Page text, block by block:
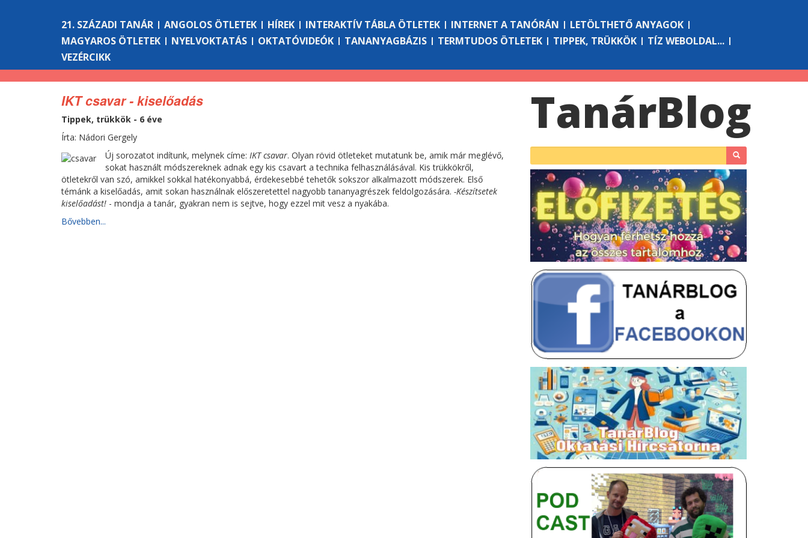
21. SZÁZADI TANÁR ANGOLOS ÖTLETEK HÍREK INTERAKTÍV TÁBLA ÖTLETEK INTERNET A TANÓRÁN
LETÖLTHETŐ ANYAGOK
MAGYAROS ÖTLETEK
NYELVOKTATÁS OKTATÓVIDEÓK TANANYAGBÁZIS TERMTUDOS ÖTLETEK TIPPEK, TRÜKKÖK
TÍZ WEBOLDAL...
VEZÉRCIKK
IKT csavar - kiselőadás
Tippek, trükkök - 6 éve
Írta: Nádori Gergely
Új sorozatot indítunk, melynek címe: IKT csavar. Olyan rövid ötleteket mutatunk be, amik már meglévő,
sokat használt módszereknek adnak egy kis csavart a technika felhasználásával. Kis trükkökről,
ötletekről van szó, amikkel sokkal hatékonyabbá, érdekesebbé tehetők sokszor alkalmazott módszerek. Első
témánk a kiselőadás, amit sokan használnak előszeretettel nagyobb tananyagrészek feldolgozására. -Készítsetek
kiselőadást! - mondja a tanár, gyakran nem is sejtve, hogy ezzel mit vesz a nyakába.
Bővebben...
TanárBlog